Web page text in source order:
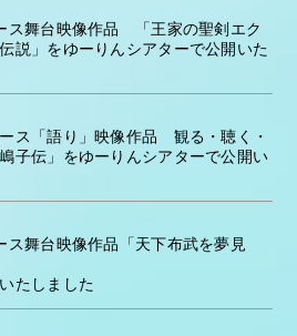
ス舞台映像作品 「王家の聖剣エク
説」をゆーりんシアターで公開いた
ス「語り」映像作品 観る・聴く・
伝」をゆーりんシアターで公開い
ス舞台映像作品「天下布武を夢見
たしました